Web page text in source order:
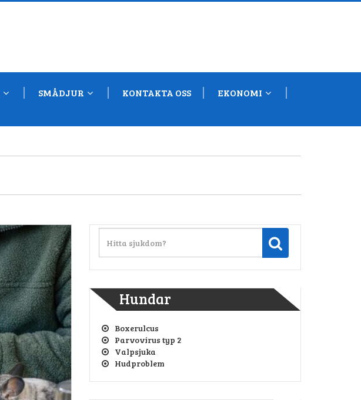
SMÅDJUR KONTAKTA OSS
EKONOMI
Hundar
Boxerulcus
Parvovirus typ 2
Valpsjuka
Hudproblem